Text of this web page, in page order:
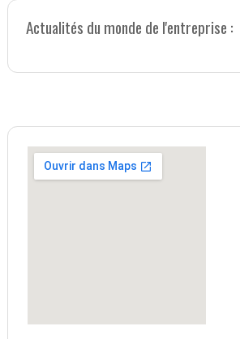
Actualités du monde de l'entreprise :